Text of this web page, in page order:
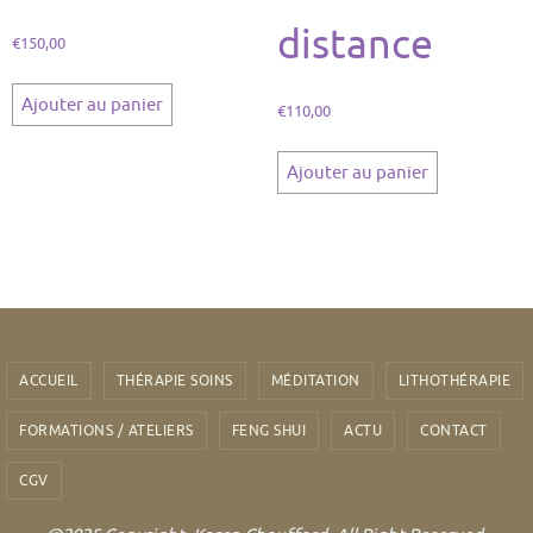
€150,00
Ajouter au panier
distance
€110,00
Ajouter au panier
ACCUEIL THÉRAPIE SOINS MÉDITATION LITHOTHÉRAPIE
FORMATIONS / ATELIERS FENG SHUI ACTU CONTACT
CGV